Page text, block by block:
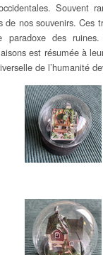
Souvent
de nos souvenirs. Ces
des
est résumée à
de l’humanité